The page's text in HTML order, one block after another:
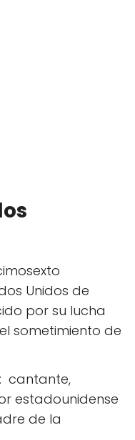
Unidos de
por su lucha
sometimiento de
: ​ cantante,
estadounidense
de la